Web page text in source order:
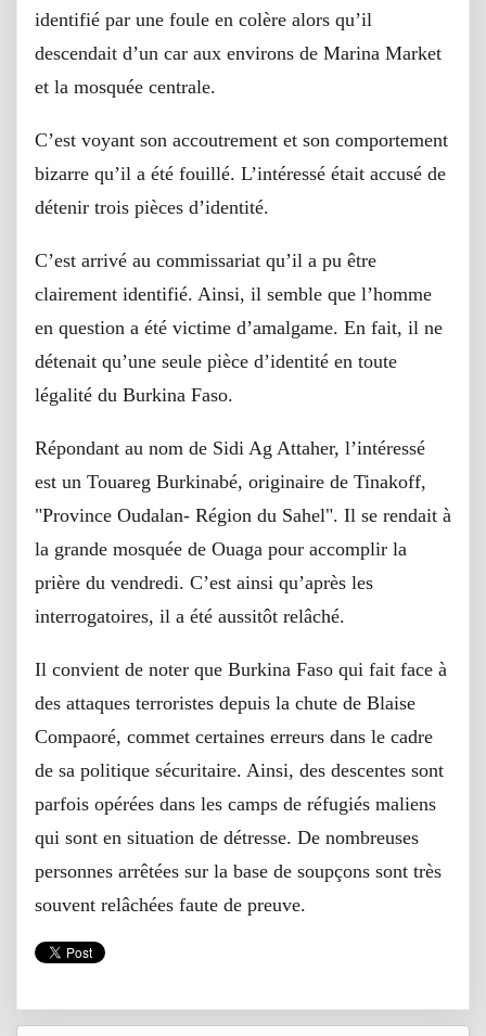
identifié par une foule en colère alors qu’il
descendait d’un car aux environs de Marina Market
et la mosquée centrale.
C’est voyant son accoutrement et son comportement
bizarre qu’il a été fouillé. L’intéressé était accusé de
détenir trois pièces d’identité.
C’est arrivé au commissariat qu’il a pu être
clairement identifié. Ainsi, il semble que l’homme
en question a été victime d’amalgame. En fait, il ne
détenait qu’une seule pièce d’identité en toute
légalité du Burkina Faso.
Répondant au nom de Sidi Ag Attaher, l’intéressé
est un Touareg Burkinabé, originaire de Tinakoff,
"Province Oudalan- Région du Sahel". Il se rendait à
la grande mosquée de Ouaga pour accomplir la
prière du vendredi. C’est ainsi qu’après les
interrogatoires, il a été aussitôt relâché.
Il convient de noter que Burkina Faso qui fait face à
des attaques terroristes depuis la chute de Blaise
Compaoré, commet certaines erreurs dans le cadre
de sa politique sécuritaire. Ainsi, des descentes sont
parfois opérées dans les camps de réfugiés maliens
qui sont en situation de détresse. De nombreuses
personnes arrêtées sur la base de soupçons sont très
souvent relâchées faute de preuve.